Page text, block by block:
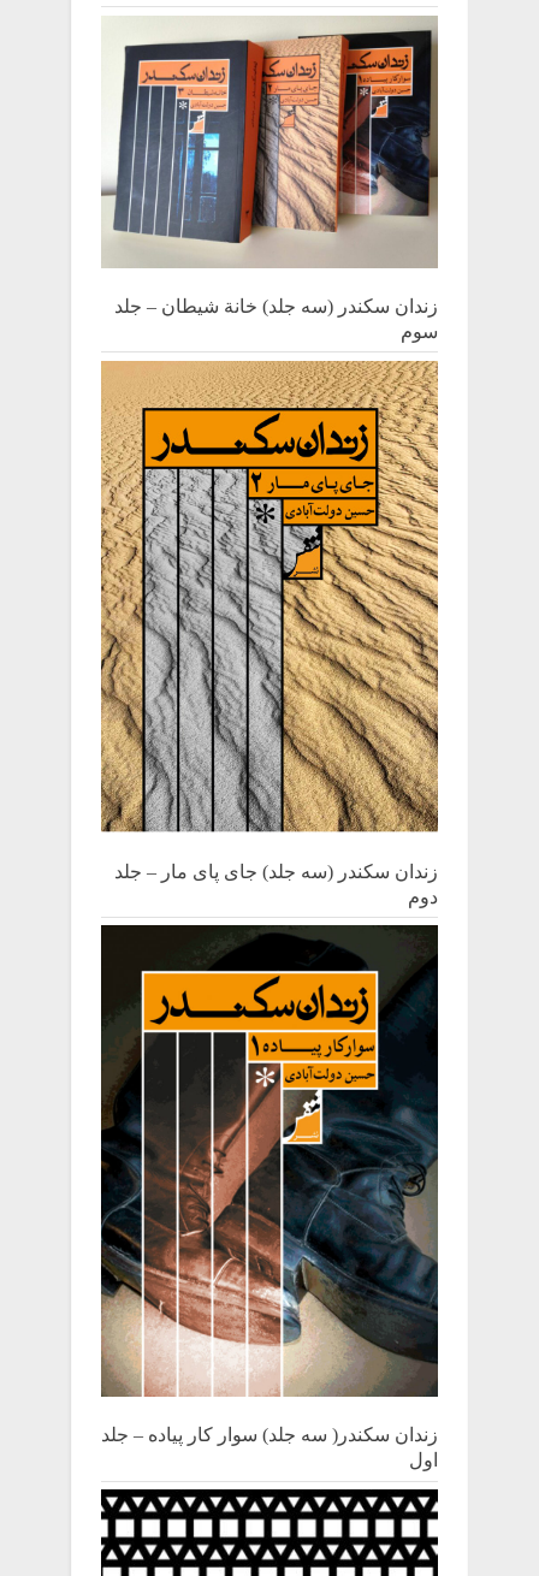
زندان سکندر (سه جلد) خانة شیطان – جلد
سوم
زندان سکندر (سه جلد) جای پای مار – جلد
دوم
زندان سکندر( سه جلد) سوار کار پیاده – جلد
اول